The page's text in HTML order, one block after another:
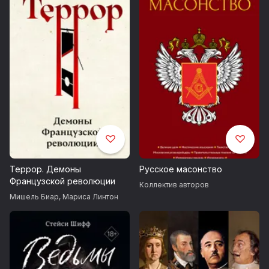
революционных событий, в коллективном
бессознательном, воспроизводимом на страницах
национальной литературы с учетом политических
потрясений, с архивной избыточностью или, наоборот,
с прискорбной недосказанностью». (Филипп Бурден,
Террор. Демоны
Французской революции
Мишель Биар, Мариса Линтон
Русское масонство
Коллектив авторов